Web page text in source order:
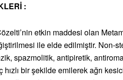
:
etkin maddesi olan
ile elde edilmiştir. Non-
spazmolitik, antipiretik,
bir şekilde emilerek ağrı